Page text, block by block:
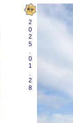
2025.01.28